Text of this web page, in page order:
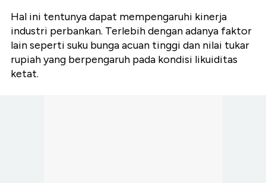
Hal ini tentunya dapat mempengaruhi kinerja
industri perbankan. Terlebih dengan adanya faktor
lain seperti suku bunga acuan tinggi dan nilai tukar
rupiah yang berpengaruh pada kondisi likuiditas
ketat.